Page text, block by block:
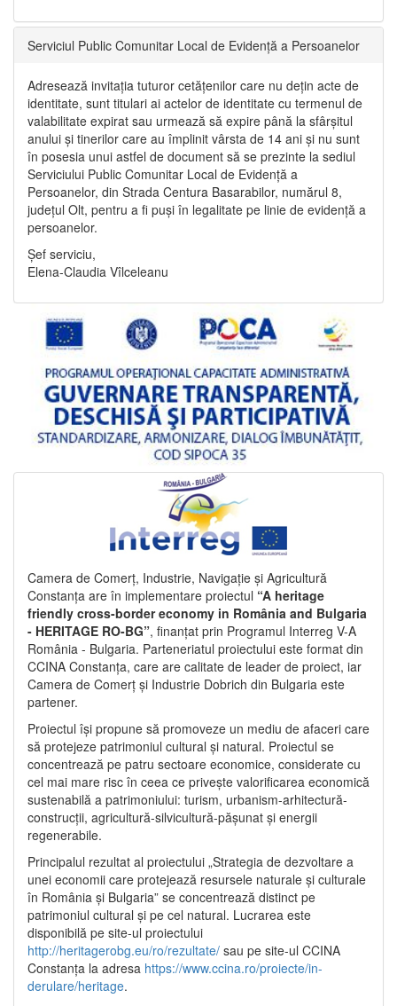
Serviciul Public Comunitar Local de Evidență a Persoanelor
Adresează invitația tuturor cetățenilor care nu dețin acte de
identitate, sunt titulari ai actelor de identitate cu termenul de
valabilitate expirat sau urmează să expire până la sfârșitul
anului și tinerilor care au împlinit vârsta de 14 ani și nu sunt
în posesia unui astfel de document să se prezinte la sediul
Serviciului Public Comunitar Local de Evidență a
Persoanelor, din Strada Centura Basarabilor, numărul 8,
județul Olt, pentru a fi puși în legalitate pe linie de evidență a
persoanelor.
Șef serviciu,
Elena-Claudia Vîlceleanu
Camera de Comerț, Industrie, Navigație și Agricultură
Constanța are în implementare proiectul “A heritage
friendly cross-border economy in România and Bulgaria
- HERITAGE RO-BG”, finanțat prin Programul Interreg V-A
România - Bulgaria. Parteneriatul proiectului este format din
CCINA Constanța, care are calitate de leader de proiect, iar
Camera de Comerț și Industrie Dobrich din Bulgaria este
partener.
Proiectul își propune să promoveze un mediu de afaceri care
să protejeze patrimoniul cultural și natural. Proiectul se
concentrează pe patru sectoare economice, considerate cu
cel mai mare risc în ceea ce privește valorificarea economică
sustenabilă a patrimoniului: turism, urbanism-arhitectură-
construcții, agricultură-silvicultură-pășunat și energii
regenerabile.
Principalul rezultat al proiectului „Strategia de dezvoltare a
unei economii care protejează resursele naturale și culturale
în România și Bulgaria” se concentrează distinct pe
patrimoniul cultural și pe cel natural. Lucrarea este
disponibilă pe site-ul proiectului
http://heritagerobg.eu/ro/rezultate/ sau pe site-ul CCINA
Constanța la adresa https://www.ccina.ro/proiecte/in-
derulare/heritage.